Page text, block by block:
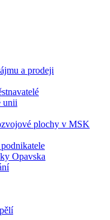
a prodeji
unii
plochy v MSK
Opavska